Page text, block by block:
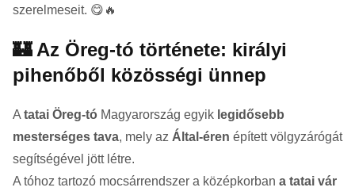
szerelmeseit. 😋🔥
🏰 Az Öreg-tó története: királyi
pihenőből közösségi ünnep
A tatai Öreg-tó Magyarország egyik legidősebb
mesterséges tava, mely az Által-éren épített völgyzárógát
segítségével jött létre.
A tóhoz tartozó mocsárrendszer a középkorban a tatai vár